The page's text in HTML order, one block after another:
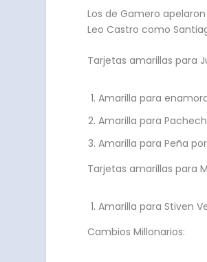
Los de Gamero
Leo Castro como
Tarjetas amarillas para
Amarilla para
Amarilla para
Amarilla para Peña
Tarjetas amarillas para
Amarilla para Stiven
Cambios Millonarios: